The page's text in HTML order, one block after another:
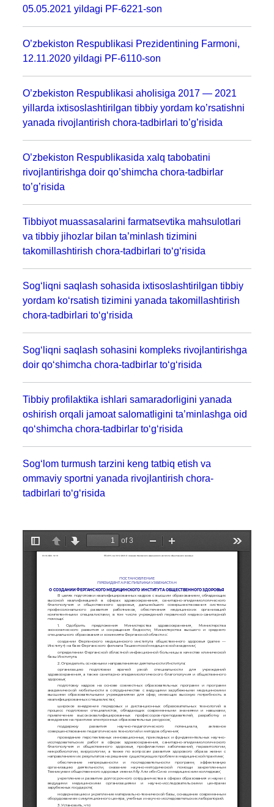
05.05.2021 yildagi PF-6221-son
O’zbekiston Respublikasi Prezidentining Farmoni,
12.11.2020 yildagi PF-6110-son
O’zbekiston Respublikasi aholisiga 2017 — 2021
yillarda ixtisoslashtirilgan tibbiy yordam ko’rsatishni
yanada rivojlantirish chora-tadbirlari to’g’risida
O’zbekiston Respublikasida xalq tabobatini
rivojlantirishga doir qo’shimcha chora-tadbirlar
to’g’risida
Tibbiyot muassasalarini farmatsevtika mahsulotlari
va tibbiy jihozlar bilan ta’minlash tizimini
takomillashtirish chora-tadbirlari to‘g‘risida
Sog‘liqni saqlash sohasida ixtisoslashtirilgan tibbiy
yordam ko‘rsatish tizimini yanada takomillashtirish
chora-tadbirlari to‘g‘risida
Sog‘liqni saqlash sohasini kompleks rivojlantirishga
doir qo‘shimcha chora-tadbirlar to‘g‘risida
Tibbiy profilaktika ishlari samaradorligini yanada
oshirish orqali jamoat salomatligini ta’minlashga oid
qo‘shimcha chora-tadbirlar to‘g‘risida
Sog‘lom turmush tarzini keng tatbiq etish va
ommaviy sportni yanada rivojlantirish chora-
tadbirlari to‘g‘risida